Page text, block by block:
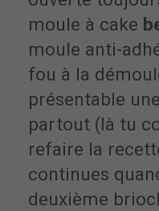
moule à cake
moule anti-
fou à la
présentable
partout (là tu
refaire la
continues
deuxième